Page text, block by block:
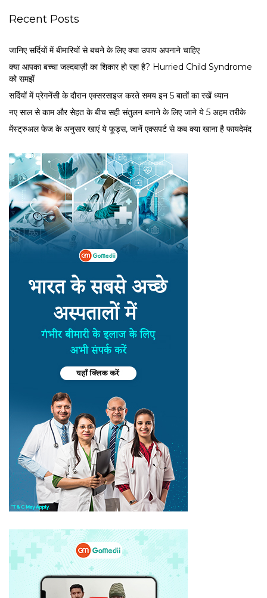
Recent Posts
जानिए सर्दियों में बीमारियों से बचने के लिए क्या उपाय अपनाने चाहिए
क्या आपका बच्चा जल्दबाज़ी का शिकार हो रहा है? Hurried Child Syndrome
को समझें
सर्द‍ियों में प्रेगनेंसी के दौरान एक्सरसाइज करते समय इन 5 बातों का रखें ध्यान
नए साल से काम और सेहत के बीच सही संतुलन बनाने के लिए जाने ये 5 अहम तरीके
मेंस्ट्रुअल फेज के अनुसार खाएं ये फूड्स, जानें एक्सपर्ट से कब क्या खाना है फायदेमंद